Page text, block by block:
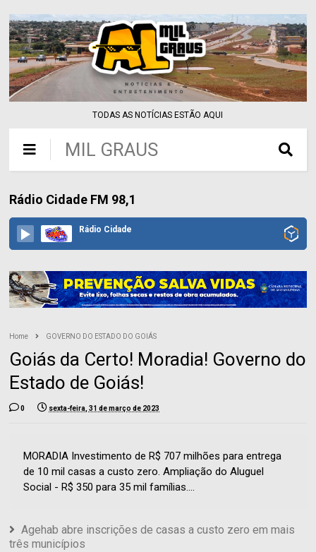
TODAS AS NOTÍCIAS ESTÃO AQUI
MIL GRAUS
Rádio Cidade FM 98,1
Rádio Cidade
Home GOVERNO DO ESTADO DO GOIÁS
Goiás da Certo! Moradia! Governo do
Estado de Goiás!
0 sexta-feira, 31 de março de 2023
MORADIA Investimento de R$ 707 milhões para entrega
de 10 mil casas a custo zero. Ampliação do Aluguel
Social - R$ 350 para 35 mil famílias....
Agehab abre inscrições de casas a custo zero em mais
três municípios